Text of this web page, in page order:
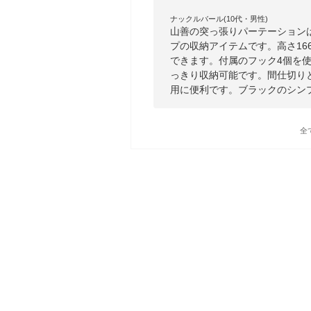
ナックルバール(10代・男性)
山善の突っ張りパーテーショ
プの収納アイテムです。高さ
できます。付属のフック4個を
っきり収納可能です。間仕切
用に便利です。ブラックのシン
全